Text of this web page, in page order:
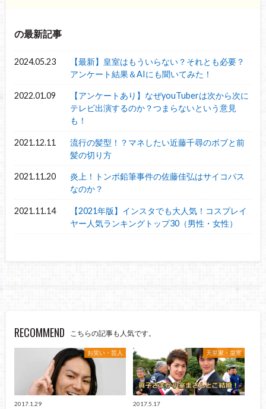
の最新記事
2024.05.23
【最新】皇室はもういらない？それとも必要？
アンケート結果＆AIにも聞いてみた！
2022.01.09
【アンケートあり】なぜyouTuberは次から次に
テレビ出演するのか？つまらないという意見
も！
2021.12.11
流行の髪型！？マネしたい近藤千尋のボブと前
髪の切り方
2021.11.20
炎上！トンボ鉛筆事件の佐藤佳弘はサイコパス
なのか？
2021.11.14
【2021年版】インスタでも大人気！コスプレイ
ヤー人気ランキングトップ30（男性・女性）
RECOMMEND こちらの記事も人気です。
お笑い・芸人
2017.1.29
天皇家・皇室
2017.5.17